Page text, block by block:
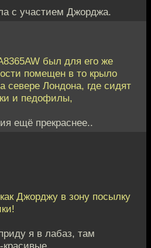
с участием Джорджа.
был для его же
помещен в то крыло
Лондона, где сидят
и педофилы,
ещё прекраснее..
Джорджу в зону посылку
я в лабаз, там